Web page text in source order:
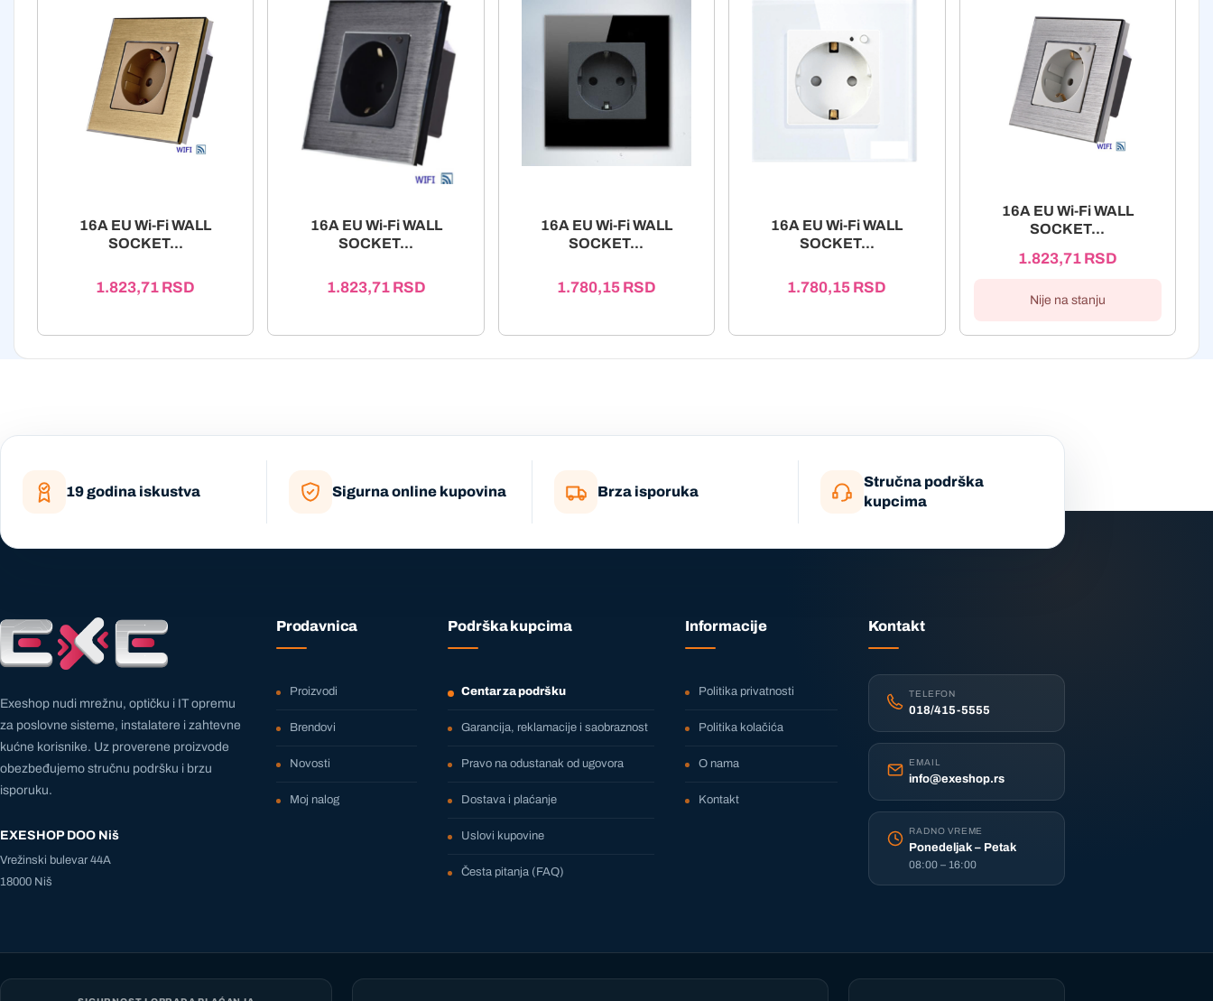
16A EU Wi-Fi WALL
SOCKET...
1.823,71 RSD
16A EU Wi-Fi WALL
SOCKET...
1.823,71 RSD
16A EU Wi-Fi WALL
SOCKET...
1.780,15 RSD
16A EU Wi-Fi WALL
SOCKET...
1.780,15 RSD
16A EU Wi-Fi WALL
SOCKET...
1.823,71 RSD
Nije na stanju
19 godina iskustva Sigurna online kupovina Brza isporuka
Stručna podrška
kupcima
Exeshop nudi mrežnu, optičku i IT opremu
za poslovne sisteme, instalatere i zahtevne
kućne korisnike. Uz proverene proizvode
obezbeđujemo stručnu podršku i brzu
isporuku.
EXESHOP DOO Niš
Vrežinski bulevar 44A
18000 Niš
Prodavnica
Proizvodi
Brendovi
Novosti
Moj nalog
Podrška kupcima
Centar za podršku
Garancija, reklamacije i saobraznost
Pravo na odustanak od ugovora
Dostava i plaćanje
Uslovi kupovine
Česta pitanja (FAQ)
Informacije
Politika privatnosti
Politika kolačića
O nama
Kontakt
Kontakt
TELEFON
018/415-5555
EMAIL
info@exeshop.rs
RADNO VREME
Ponedeljak – Petak
08:00 – 16:00